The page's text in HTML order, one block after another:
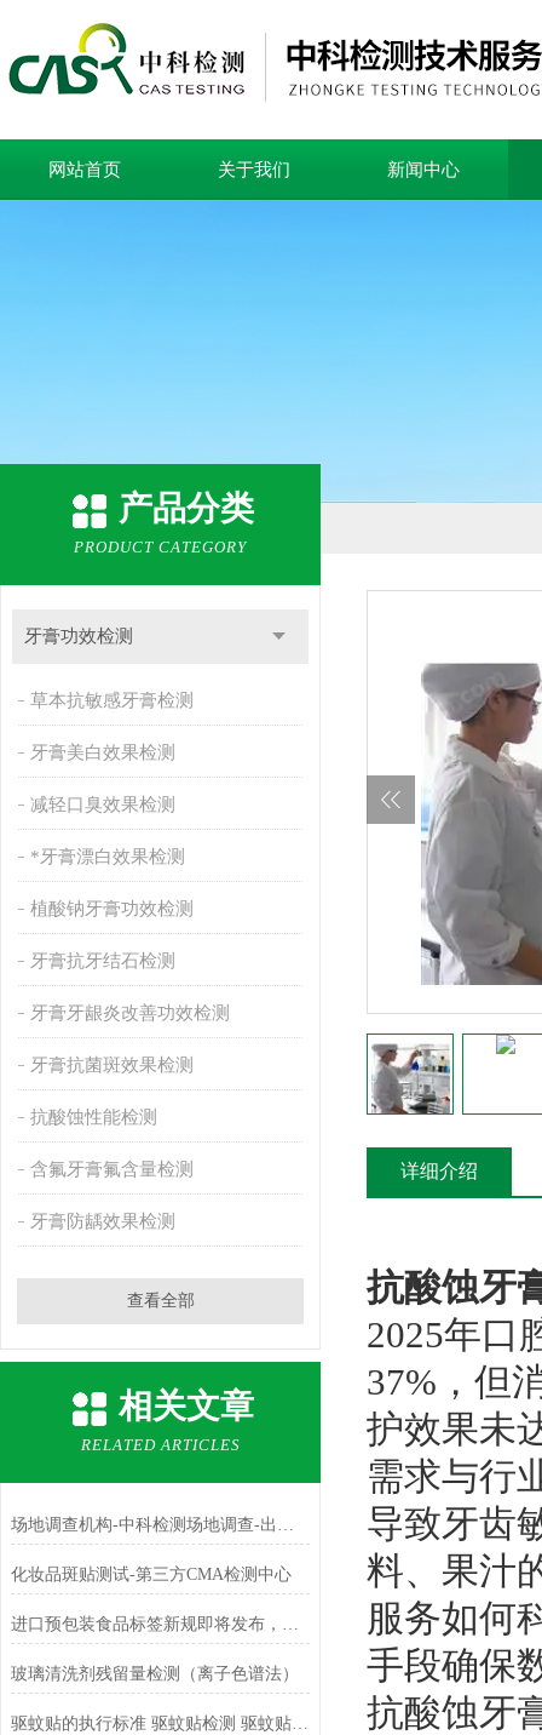
网站首页 关于我们 新闻中心
产品分类
PRODUCT CATEGORY
牙膏功效检测
草本抗敏感牙膏检测
牙膏美白效果检测
减轻口臭效果检测
*牙膏漂白效果检测
植酸钠牙膏功效检测
牙膏抗牙结石检测
牙膏牙龈炎改善功效检测
牙膏抗菌斑效果检测
抗酸蚀性能检测
含氟牙膏氟含量检测
牙膏防龋效果检测
查看全部
相关文章
RELATED ARTICLES
场地调查机构-中科检测场地调查-出具CMA资质报告
化妆品斑贴测试-第三方CMA检测中心
进口预包装食品标签新规即将发布，监管模式将发生什么变化
玻璃清洗剂残留量检测（离子色谱法）
驱蚊贴的执行标准 驱蚊贴检测 驱蚊贴检测报告
详细介绍
抗酸蚀牙
2025年口
37%，但
护效果未
需求与行
导致牙齿
料、果汁
服务如何
手段确保
抗酸蚀牙